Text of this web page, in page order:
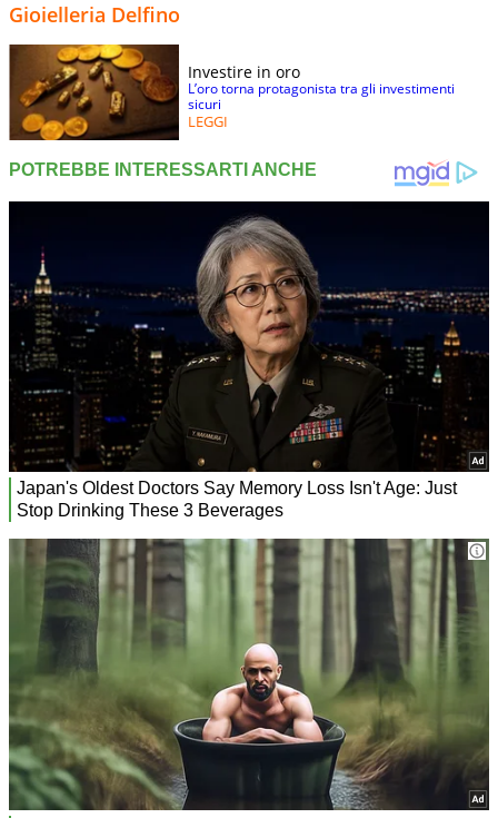
Gioielleria Delfino
Investire in oro
L’oro torna protagonista tra gli investimenti
sicuri
LEGGI